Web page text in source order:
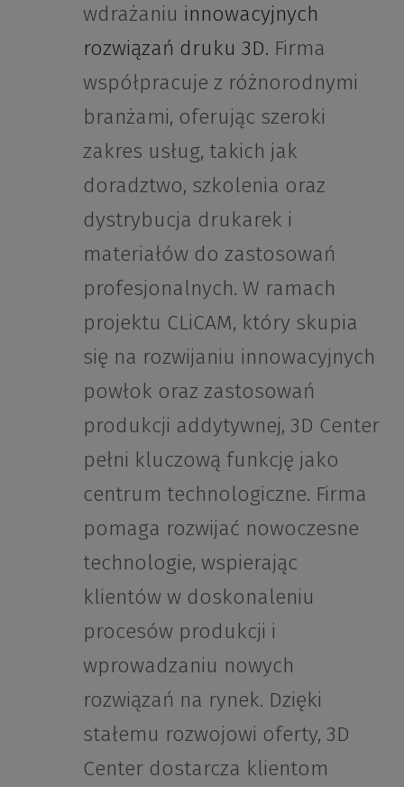
wdrażaniu innowacyjnych
rozwiązań druku 3D. Firma
współpracuje z różnorodnymi
branżami, oferując szeroki
zakres usług, takich jak
doradztwo, szkolenia oraz
dystrybucja drukarek i
materiałów do zastosowań
profesjonalnych. W ramach
projektu CLiCAM, który skupia
się na rozwijaniu innowacyjnych
powłok oraz zastosowań
produkcji addytywnej, 3D Center
pełni kluczową funkcję jako
centrum technologiczne. Firma
pomaga rozwijać nowoczesne
technologie, wspierając
klientów w doskonaleniu
procesów produkcji i
wprowadzaniu nowych
rozwiązań na rynek. Dzięki
stałemu rozwojowi oferty, 3D
Center dostarcza klientom